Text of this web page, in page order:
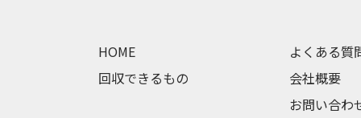
HOME
回収できるもの
よくある質
会社概要
お問い合わ